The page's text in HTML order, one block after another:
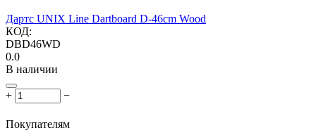
Дартс UNIX Line Dartboard D-46cm Wood
КОД:
DBD46WD
0.0
В наличии
+ −
Покупателям